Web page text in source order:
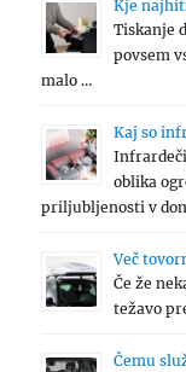
Kje
Tiskanje
povsem
malo …
Kaj so
oblika
priljubljenosti v
Več
Če že
težavo
Čemu